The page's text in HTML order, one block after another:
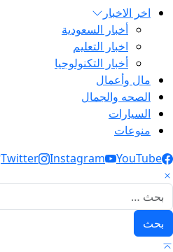
اخر الاخبار
أخبار السعودية
اخبار التعليم
أخبار التكنولوجيا
مال وأعمال
الصحه والجمال
السيارات
منوعات
Social Links
Twitter Instagram YouTube